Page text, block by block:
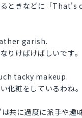
るときなどに「
garish.
りけばけばしいです。
tacky makeup.
化粧をしているわね。
共に過度に派手や趣